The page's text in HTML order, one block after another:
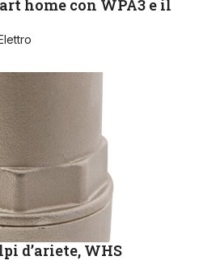
home con WPA3 e il
d’ariete, WHS